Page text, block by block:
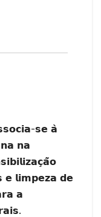
𝘀𝗲 𝗮̀
𝗻𝗮
𝗹𝗶𝗺𝗽𝗲𝘇𝗮 𝗱𝗲
𝗮